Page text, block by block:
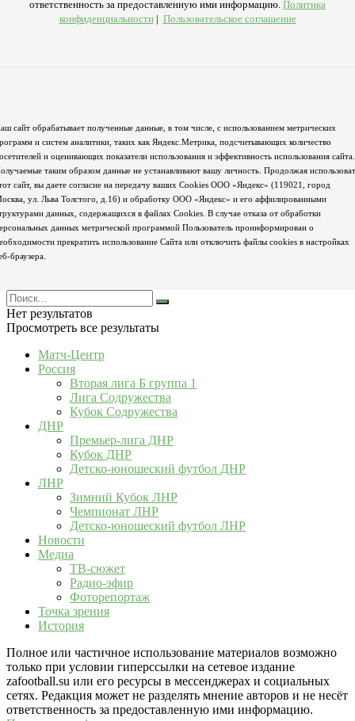
ответственность за предоставленную ими информацию. Политика
конфиденциальности| Пользовательское соглашение
сайт обрабатывает полученные данные, в том числе, с использованием метрических
и систем аналитики, таких как Яндекс.Метрика, подсчитывающих количество
и оценивающих показатели использования и эффективность использования сайта.
таким образом данные не устанавливают вашу личность. Продолжая
сайт, вы даете согласие на передачу ваших Cookies ООО «Яндекс» (119021, город
ул. Льва Толстого, д.16) и обработку ООО «Яндекс» и его аффилированными
данных, содержащихся в файлах Cookies. В случае отказа от обработки
данных метрической программой Пользователь проинформирован о
прекратить использование Сайта или отключить файлы cookies в настройках
браузера.
Нет результатов
Просмотреть все результаты
Матч-Центр
Россия
Вторая лига Б группа 1
Лига Содружества
Кубок Содружества
ДНР
Премьер-лига ДНР
Кубок ДНР
Детско-юношеский футбол ДНР
ЛНР
Зимний Кубок ЛНР
Чемпионат ЛНР
Детско-юношеский футбол ЛНР
Новости
Медиа
ТВ-сюжет
Радио-эфир
Фоторепортаж
Точка зрения
История
Полное или частичное использование материалов возможно
только при условии гиперссылки на сетевое издание
zafootball.su или его ресурсы в мессенджерах и социальных
сетях. Редакция может не разделять мнение авторов и не несёт
ответственность за предоставленную ими информацию.